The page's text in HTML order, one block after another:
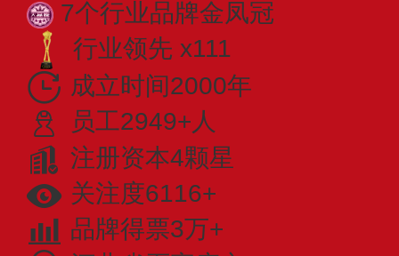
7个行业品牌金凤冠
行业领先 x111
成立时间2000年
员工2949+人
注册资本4颗星
关注度6116+
品牌得票3万+